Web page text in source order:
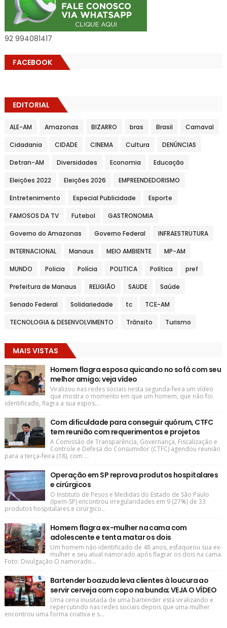
92 994081417
FACEBOOK
EDITORIAL
ALE-AM Amazonas BIZARRO bras Brasil Carnaval
Cidadania CIDADE CINEMA Cultura DENÚNCIAS
Detran-AM Diversidades Economia Educação
Eleições 2022 Eleições 2026 EMPREENDEDORISMO
Entretenimento Especial Publicidade Esporte
FAMOSOS DA TV Futebol GASTRONOMIA
Governo do Amazonas Governo Federal INFRAESTRUTURA
INTERNACIONAL Manaus MEIO AMBIENTE MP-AM
MUNDO Policia Polícia POLITICA Política pref
Prefeitura de Manaus RELIGIÃO SAUDE Saúde
Senado Federal Solidariedade tc TCE-AM
TECNOLOGIA & DESENVOLVIMENTO Trânsito Turismo
MAIS VISTAS
Homem flagra esposa quicando no sofá com seu
melhor amigo; veja vídeo
Viralizou nas redes sociais nesta segunda-feira um vídeo
que mostra o momento em que um homem, que não foi
identificado, flagra a sua espos...
Com dificuldade para conseguir quórum, CTFC
tem reunião com requerimentos e projetos
A Comissão de Transparência, Governança, Fiscalização e
Controle e Defesa do Consumidor (CTFC) agendou reunião
para a terça-feira (18), com ...
Operação em SP reprova produtos hospitalares
e cirúrgicos
O Instituto de Pesos e Medidas do Estado de São Paulo
(Ipem-SP) encontrou irregularidades em 9 (27%) de 33
produtos hospitalares e cirúrgico...
Homem flagra ex-mulher na cama com
adolescente e tenta matar os dois
Um homem não identificado de 48 anos, esfaqueou sua ex-
mulher e seu atual namorado após flagrar os dois na cama.
Foto: Divulgação O namorado...
Bartender boazuda leva clientes à loucura ao
servir cerveja com copo na bunda; VEJA O VÍDEO
Uma cena inusitada de uma bartender está viralizando e
repercutindo nas redes sociais depois que uma mulher
encontrou uma forma criativa e s...